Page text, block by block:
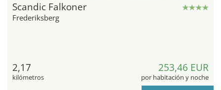
Scandic Falkoner
Frederiksberg
2,17
kilómetros
253,46 EUR
por habitación y noche